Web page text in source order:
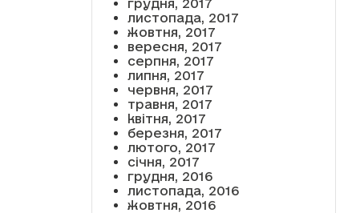
грудня, 2017
листопада, 2017
жовтня, 2017
вересня, 2017
серпня, 2017
липня, 2017
червня, 2017
травня, 2017
квітня, 2017
березня, 2017
лютого, 2017
січня, 2017
грудня, 2016
листопада, 2016
жовтня, 2016